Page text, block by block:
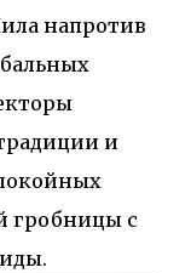
напротив
и
гробницы с